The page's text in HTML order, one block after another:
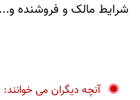
شرایط مالک و فروشنده
آنچه دیگران می خوانند: